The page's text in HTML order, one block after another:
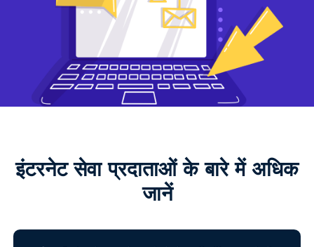
इंटरनेट सेवा प्रदाताओं के बारे में अधिक
जानें